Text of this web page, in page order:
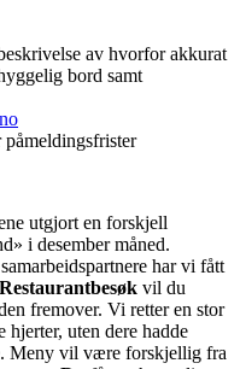
av hvorfor akkurat
bord samt
utgjort en forskjell
i desember måned.
har vi fått
vil du
fremover. Vi retter en stor
hjerter, uten dere hadde
Meny vil være forskjellig fra